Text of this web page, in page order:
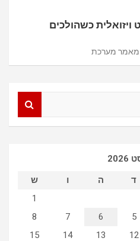
כשהולכים
מאמר מערכת
ד ה ו ש
1
5
6
7
8
12
13
14
15